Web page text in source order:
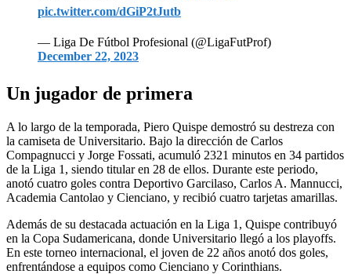
pic.twitter.com/dGiP2tJutb
— Liga De Fútbol Profesional (@LigaFutProf)
December 22, 2023
Un jugador de primera
A lo largo de la temporada, Piero Quispe demostró su destreza con
la camiseta de Universitario. Bajo la dirección de Carlos
Compagnucci y Jorge Fossati, acumuló 2321 minutos en 34 partidos
de la Liga 1, siendo titular en 28 de ellos. Durante este periodo,
anotó cuatro goles contra Deportivo Garcilaso, Carlos A. Mannucci,
Academia Cantolao y Cienciano, y recibió cuatro tarjetas amarillas.
Además de su destacada actuación en la Liga 1, Quispe contribuyó
en la Copa Sudamericana, donde Universitario llegó a los playoffs.
En este torneo internacional, el joven de 22 años anotó dos goles,
enfrentándose a equipos como Cienciano y Corinthians.